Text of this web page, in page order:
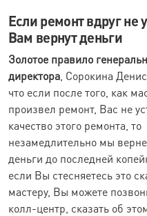
Если ремонт вдруг не
Вам вернут деньги
Золотое правило
директора, Сорокина
что если после того, как
произвел ремонт, Вас не
качество этого ремонта, то
незамедлительно мы
деньги до последней
если Вы стесняетесь это
мастеру, Вы можете
колл-центр, сказать об